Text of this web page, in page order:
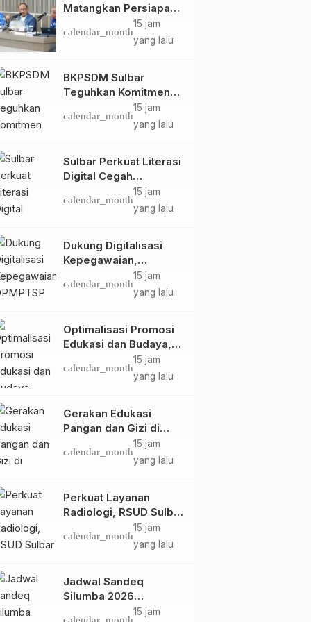
Matangkan Persiapan
HUT Ke-81 RI, Puncak
Upacara di Lapangan
calendar_month
15 jam
yang lalu
BKPSDM Sulbar
Teguhkan Komitmen
Pengembangan
Kompetensi ASN
Perjanjian Tugas
Belajar 2026
calendar_month
15 jam
yang lalu
Sulbar Perkuat Literasi
Digital Cegah
Kejahatan Love
Scamming
calendar_month
15 jam
yang lalu
Dukung Digitalisasi
Kepegawaian,
DPMPTSP Sulbar Siap
Terapkan Aplikasi
calendar_month
15 jam
yang lalu
Optimalisasi Promosi
Edukasi dan Budaya,
Anjungan Provinsi
Sulawesi Barat Perkuat
TMII
calendar_month
15 jam
yang lalu
Gerakan Edukasi
Pangan dan Gizi di
Mamasa: Tingkatkan
Pengetahuan dan
calendar_month
15 jam
yang lalu
Perkuat Layanan
Radiologi, RSUD Sulbar
Sambut Kembali dr. Iis
Imelda, Sp.Rad
calendar_month
15 jam
yang lalu
Jadwal Sandeq
Silumba 2026
15 jam